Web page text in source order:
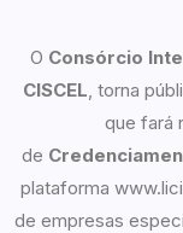
O Consórcio
CISCEL, torna
que fará
de
plataforma
de empresas